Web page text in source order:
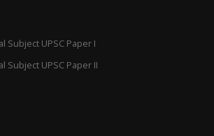
Subject UPSC Paper I
Subject UPSC Paper II